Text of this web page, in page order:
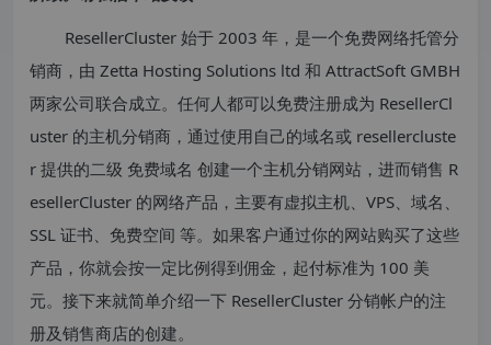
ResellerCluster 始于 2003 年，是一个免费网络托管分
销商，由 Zetta Hosting Solutions ltd 和 AttractSoft GMBH
两家公司联合成立。任何人都可以免费注册成为 ResellerCl
uster 的主机分销商，通过使用自己的域名或 resellercluste
r 提供的二级 免费域名 创建一个主机分销网站，进而销售 R
esellerCluster 的网络产品，主要有虚拟主机、VPS、域名、
SSL 证书、 免费空间 等。如果客户通过你的网站购买了这些
产品，你就会按一定比例得到佣金，起付标准为 100 美
元。接下来就简单介绍一下 ResellerCluster 分销帐户的注
册及销售商店的创建。